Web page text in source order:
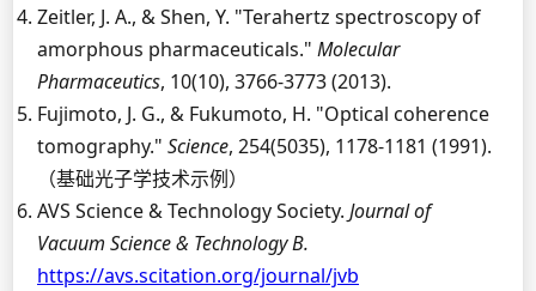
Zeitler, J. A., & Shen, Y. "Terahertz spectroscopy of
amorphous pharmaceuticals." Molecular
Pharmaceutics, 10(10), 3766-3773 (2013).
Fujimoto, J. G., & Fukumoto, H. "Optical coherence
tomography." Science, 254(5035), 1178-1181 (1991).
（基础光子学技术示例）
AVS Science & Technology Society. Journal of
Vacuum Science & Technology B.
https://avs.scitation.org/journal/jvb